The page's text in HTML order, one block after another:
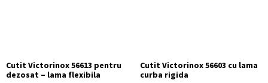
Cutit Victorinox 56613 pentru
dezosat – lama flexibila
Cutit Victorinox 56603 cu lama
curba rigida